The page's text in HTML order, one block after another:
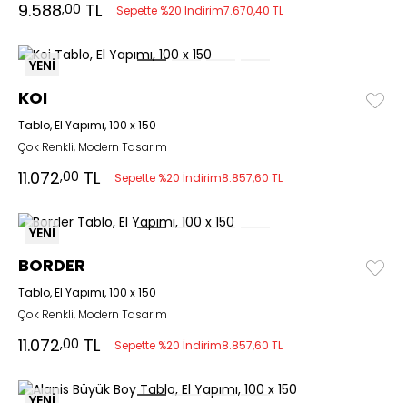
9.588,00 TL Sepette %20 İndirim7.670,40 TL
YENİ
KOI
Tablo, El Yapımı, 100 x 150
Çok Renkli, Modern Tasarım
11.072,00 TL Sepette %20 İndirim8.857,60 TL
YENİ
BORDER
Tablo, El Yapımı, 100 x 150
Çok Renkli, Modern Tasarım
11.072,00 TL Sepette %20 İndirim8.857,60 TL